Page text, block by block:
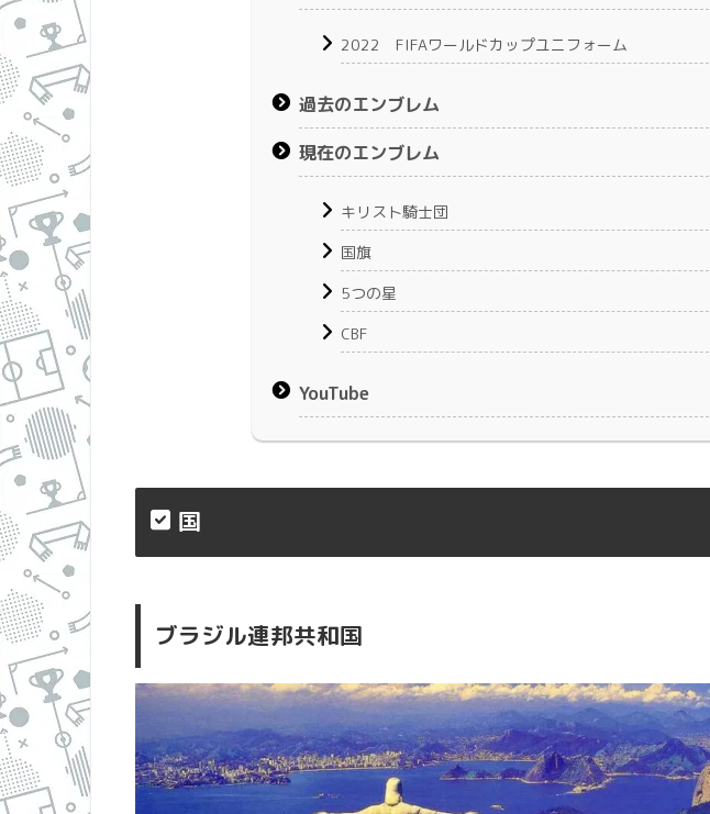
2022 FIFAワールドカップユニフォーム
過去のエンブレム
現在のエンブレム
キリスト騎士団
国旗
5つの星
CBF
YouTube
国
ブラジル連邦共和国